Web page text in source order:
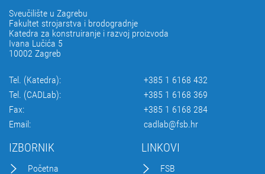
Sveučilište u Zagrebu
Fakultet strojarstva i brodogradnje
Katedra za konstruiranje i razvoj proizvoda
Ivana Lučića 5
10002 Zagreb
Tel. (Katedra):
+385 1 6168 432
Tel. (CADLab):
+385 1 6168 369
Fax:
+385 1 6168 284
Email:
cadlab@fsb.hr
IZBORNIK
Početna
LINKOVI
FSB